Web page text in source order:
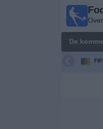
De
Oversigt over
transmitterede